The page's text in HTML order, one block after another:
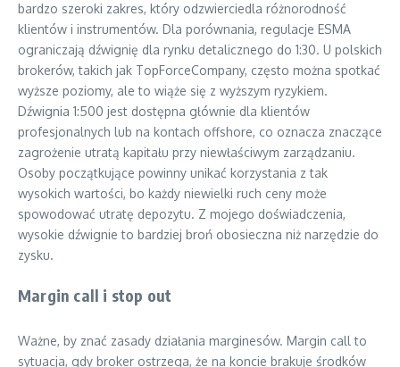
bardzo szeroki zakres, który odzwierciedla różnorodność
klientów i instrumentów. Dla porównania, regulacje ESMA
ograniczają dźwignię dla rynku detalicznego do 1:30. U polskich
brokerów, takich jak TopForceCompany, często można spotkać
wyższe poziomy, ale to wiąże się z wyższym ryzykiem.
Dźwignia 1:500 jest dostępna głównie dla klientów
profesjonalnych lub na kontach offshore, co oznacza znaczące
zagrożenie utratą kapitału przy niewłaściwym zarządzaniu.
Osoby początkujące powinny unikać korzystania z tak
wysokich wartości, bo każdy niewielki ruch ceny może
spowodować utratę depozytu. Z mojego doświadczenia,
wysokie dźwignie to bardziej broń obosieczna niż narzędzie do
zysku.
Margin call i stop out
Ważne, by znać zasady działania marginesów. Margin call to
sytuacja, gdy broker ostrzega, że na koncie brakuje środków